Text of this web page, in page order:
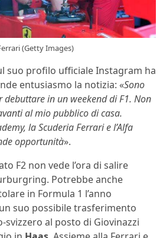
(Getty Images)
suo profilo ufficiale Instagram ha
entusiasmo la notizia: «Sono
in un weekend di F1. Non
al mio pubblico di casa.
la Scuderia Ferrari e l’Alfa
opportunità».
F2 non vede l’ora di salire
Potrebbe anche
in Formula 1 l’anno
suo possibile trasferimento
al posto di Giovinazzi